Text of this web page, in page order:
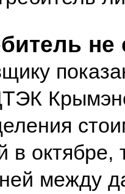
в октябре,
между